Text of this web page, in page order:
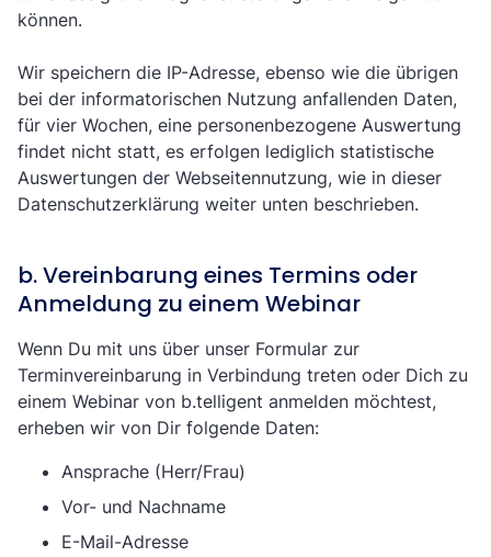
können.
Wir speichern die IP-Adresse, ebenso wie die übrigen
bei der informatorischen Nutzung anfallenden Daten,
für vier Wochen, eine personenbezogene Auswertung
findet nicht statt, es erfolgen lediglich statistische
Auswertungen der Webseitennutzung, wie in dieser
Datenschutzerklärung weiter unten beschrieben.
b. Vereinbarung eines Termins oder
Anmeldung zu einem Webinar
Wenn Du mit uns über unser Formular zur
Terminvereinbarung in Verbindung treten oder Dich zu
einem Webinar von b.telligent anmelden möchtest,
erheben wir von Dir folgende Daten:
Ansprache (Herr/Frau)
Vor- und Nachname
E-Mail-Adresse